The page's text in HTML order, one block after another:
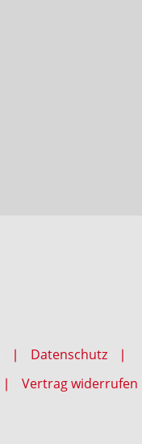
Datenschutz
Vertrag widerrufen